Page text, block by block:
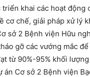
khai các hoạt
cơ chế, giải pháp xử lý
sở 2 Bệnh viện Hữu
gỡ các vướng mắc
từ 90%-95% khối
Cơ sở 2 Bệnh viện